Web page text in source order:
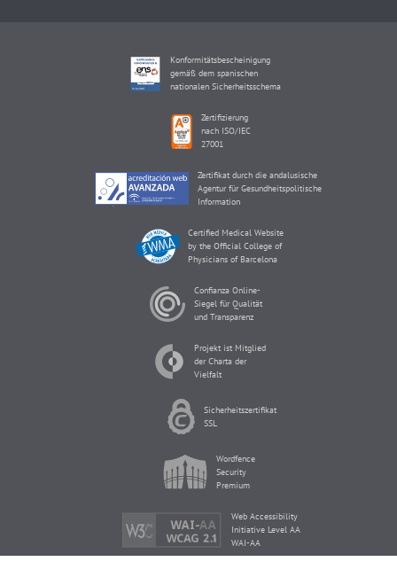
Konformitätsbescheinigung
gemäß dem spanischen
nationalen Sicherheitsschema
Zertifizierung
nach ISO/IEC
27001
Zertifikat durch die andalusische
Agentur für Gesundheitspolitische
Information
Certified Medical Website
by the Official College of
Physicians of Barcelona
Confianza Online-
Siegel für Qualität
und Transparenz
Projekt ist Mitglied
der Charta der
Vielfalt
Sicherheitszertifikat
SSL
Wordfence
Security
Premium
Web Accessibility
Initiative Level AA
WAI-AA